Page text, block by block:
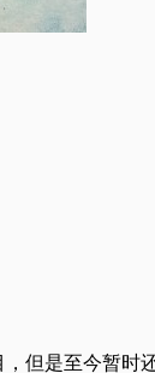
，但是至今暂